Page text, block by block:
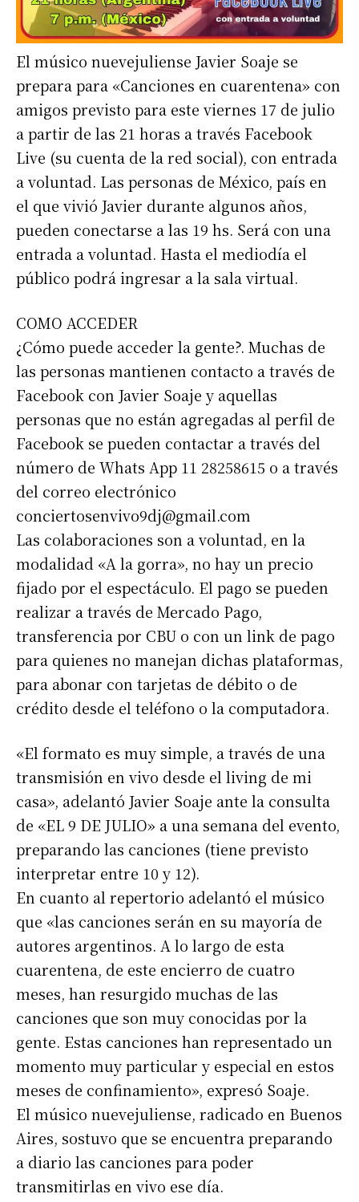
El músico nuevejuliense Javier Soaje se
prepara para «Canciones en cuarentena» con
amigos previsto para este viernes 17 de julio
a partir de las 21 horas a través Facebook
Live (su cuenta de la red social), con entrada
a voluntad. Las personas de México, país en
el que vivió Javier durante algunos años,
pueden conectarse a las 19 hs. Será con una
entrada a voluntad. Hasta el mediodía el
público podrá ingresar a la sala virtual.
COMO ACCEDER
¿Cómo puede acceder la gente?. Muchas de
las personas mantienen contacto a través de
Facebook con Javier Soaje y aquellas
personas que no están agregadas al perfil de
Facebook se pueden contactar a través del
número de Whats App 11 28258615 o a través
del correo electrónico
conciertosenvivo9dj@gmail.com
Las colaboraciones son a voluntad, en la
modalidad «A la gorra», no hay un precio
fijado por el espectáculo. El pago se pueden
realizar a través de Mercado Pago,
transferencia por CBU o con un link de pago
para quienes no manejan dichas plataformas,
para abonar con tarjetas de débito o de
crédito desde el teléfono o la computadora.
«El formato es muy simple, a través de una
transmisión en vivo desde el living de mi
casa», adelantó Javier Soaje ante la consulta
de «EL 9 DE JULIO» a una semana del evento,
preparando las canciones (tiene previsto
interpretar entre 10 y 12).
En cuanto al repertorio adelantó el músico
que «las canciones serán en su mayoría de
autores argentinos. A lo largo de esta
cuarentena, de este encierro de cuatro
meses, han resurgido muchas de las
canciones que son muy conocidas por la
gente. Estas canciones han representado un
momento muy particular y especial en estos
meses de confinamiento», expresó Soaje.
El músico nuevejuliense, radicado en Buenos
Aires, sostuvo que se encuentra preparando
a diario las canciones para poder
transmitirlas en vivo ese día.